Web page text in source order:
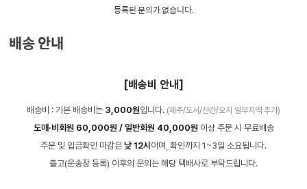
등록된 문의가 없습니다.
배송 안내
[배송비 안내]
배송비 : 기본 배송비는 3,000원입니다. (제주/도서/산간/오지 일부지역 추가)
도매·비회원 60,000원 / 일반회원 40,000원 이상 주문 시 무료배송
주문 및 입금확인 마감은 낮 12시 이며, 확인까지 1~3일 소요됩니다.
출고(운송장 등록) 이후의 문의는 해당 택배사로 부탁드립니다.